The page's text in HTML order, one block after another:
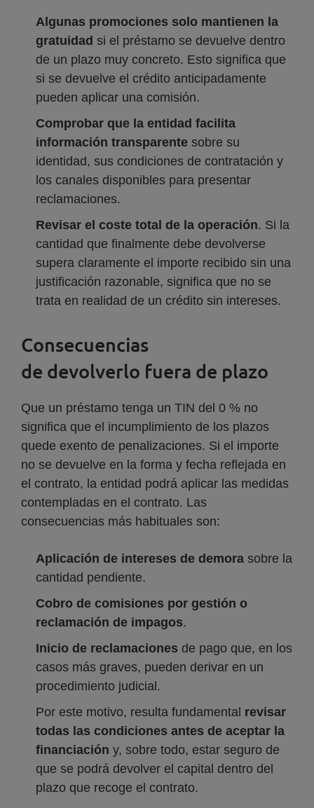
Algunas promociones solo mantienen la
gratuidad si el préstamo se devuelve dentro
de un plazo muy concreto. Esto significa que
si se devuelve el crédito anticipadamente
pueden aplicar una comisión.
Comprobar que la entidad facilita
información transparente sobre su
identidad, sus condiciones de contratación y
los canales disponibles para presentar
reclamaciones.
Revisar el coste total de la operación. Si la
cantidad que finalmente debe devolverse
supera claramente el importe recibido sin una
justificación razonable, significa que no se
trata en realidad de un crédito sin intereses.
Consecuencias
de devolverlo fuera de plazo
Que un préstamo tenga un TIN del 0 % no
significa que el incumplimiento de los plazos
quede exento de penalizaciones. Si el importe
no se devuelve en la forma y fecha reflejada en
el contrato, la entidad podrá aplicar las medidas
contempladas en el contrato. Las
consecuencias más habituales son:
Aplicación de intereses de demora sobre la
cantidad pendiente.
Cobro de comisiones por gestión o
reclamación de impagos.
Inicio de reclamaciones de pago que, en los
casos más graves, pueden derivar en un
procedimiento judicial.
Por este motivo, resulta fundamental revisar
todas las condiciones antes de aceptar la
financiación y, sobre todo, estar seguro de
que se podrá devolver el capital dentro del
plazo que recoge el contrato.